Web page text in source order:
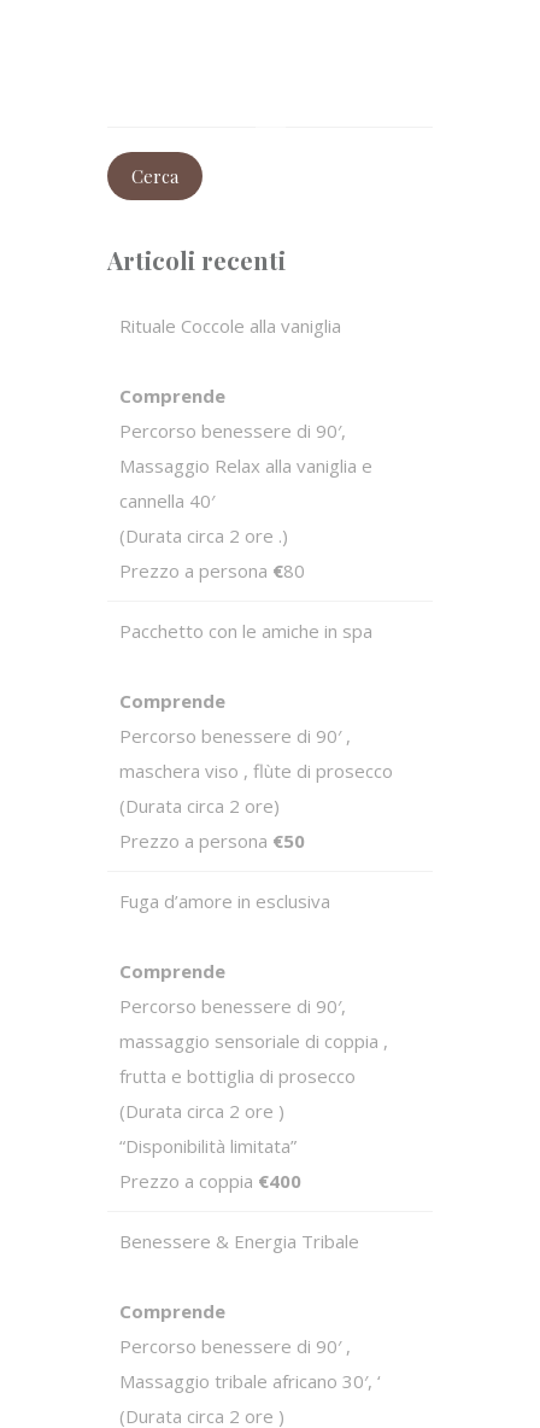
Articoli recenti
Rituale Coccole alla vaniglia
Comprende
Percorso benessere di 90′,
Massaggio Relax alla vaniglia e
cannella 40′
(Durata circa 2 ore .)
Prezzo a persona €80
Pacchetto con le amiche in spa
Comprende
Percorso benessere di 90′ ,
maschera viso , flùte di prosecco
(Durata circa 2 ore)
Prezzo a persona €50
Fuga d’amore in esclusiva
Comprende
Percorso benessere di 90′,
massaggio sensoriale di coppia ,
frutta e bottiglia di prosecco
(Durata circa 2 ore )
“Disponibilità limitata”
Prezzo a coppia €400
Benessere & Energia Tribale
Comprende
Percorso benessere di 90′ ,
Massaggio tribale africano 30′, ‘
(Durata circa 2 ore )